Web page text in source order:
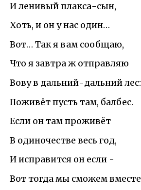
И ленивый плакса-сын,
Хоть, и он у нас один…
Вот… Так я вам сообщаю,
Что я завтра ж отправляю
Вову в дальний-дальний лес:
Поживёт пусть там, балбес.
Если он там проживёт
В одиночестве весь год,
И исправится он если -
Вот тогда мы сможем вместе